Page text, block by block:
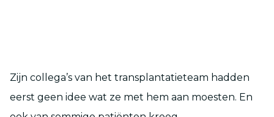
Zijn collega’s van het transplantatieteam hadden
eerst geen idee wat ze met hem aan moesten. En